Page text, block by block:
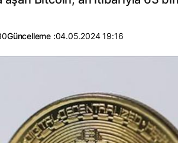
Güncelleme :04.05.2024 19:16